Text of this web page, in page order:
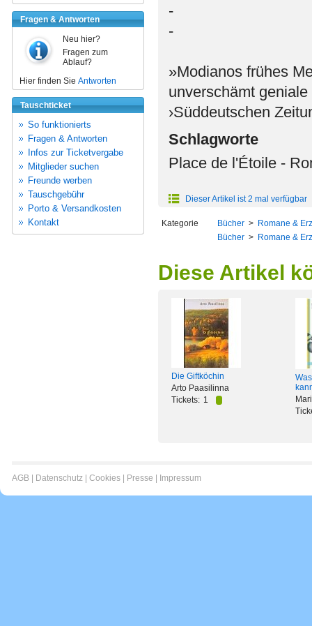
Fragen & Antworten
Neu hier?
Fragen zum
Ablauf?
Hier finden Sie Antworten
Tauschticket
So funktionierts
Fragen & Antworten
Infos zur Ticketvergabe
Mitglieder suchen
Freunde werben
Tauschgebühr
Porto & Versandkosten
Kontakt
-
-
»Modianos frühes
unverschämt
›Süddeutschen
Schlagworte
Place de l'Étoile -
Dieser Artikel ist 2 mal verfügbar
Kategorie Bücher > Romane &
Bücher > Romane &
Diese Artikel
Die Giftköchin
Arto Paasilinna
Tickets: 1
AGB Datenschutz Cookies Presse Impressum